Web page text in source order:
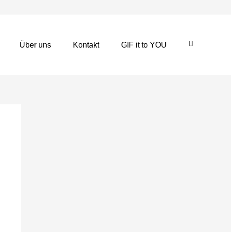
Über uns Kontakt GIF it to YOU